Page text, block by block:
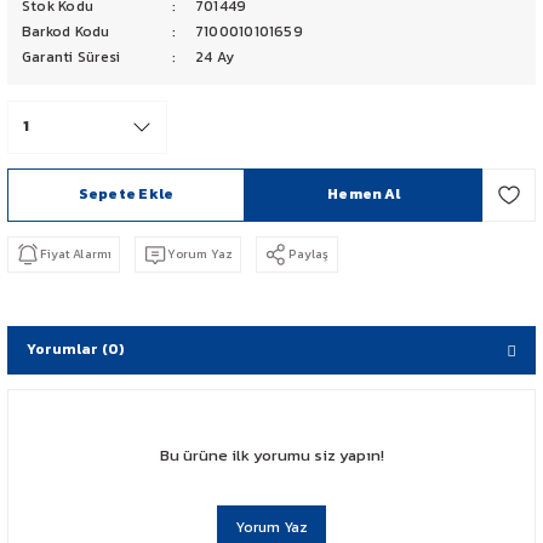
PCX 125-150
CBR 250
CRF 250 RALLY
NX 500
Stok Kodu
701449
Barkod Kodu
7100010101659
Garanti Süresi
24 Ay
Sepete Ekle Hemen Al
Fiyat Alarmı Yorum Yaz Paylaş
Yorumlar (0)
Bu ürüne ilk yorumu siz yapın!
Yorum Yaz